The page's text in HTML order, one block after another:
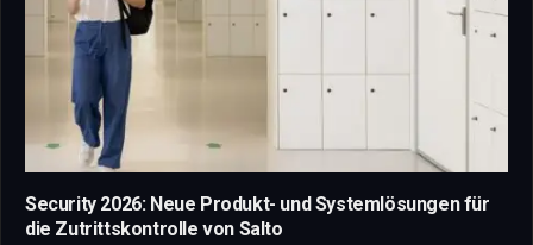
Security 2026: Neue Produkt- und Systemlösungen für
die Zutrittskontrolle von Salto